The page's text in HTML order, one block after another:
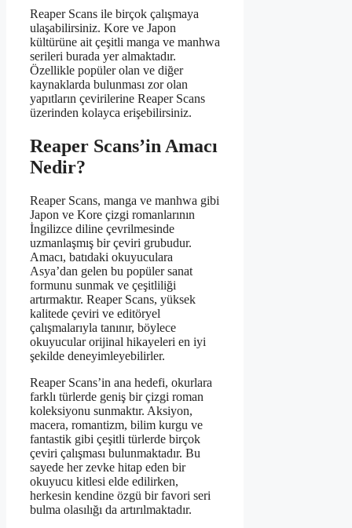
Reaper Scans ile birçok çalışmaya
ulaşabilirsiniz. Kore ve Japon
kültürüne ait çeşitli manga ve manhwa
serileri burada yer almaktadır.
Özellikle popüler olan ve diğer
kaynaklarda bulunması zor olan
yapıtların çevirilerine Reaper Scans
üzerinden kolayca erişebilirsiniz.
Reaper Scans’in Amacı
Nedir?
Reaper Scans, manga ve manhwa gibi
Japon ve Kore çizgi romanlarının
İngilizce diline çevrilmesinde
uzmanlaşmış bir çeviri grubudur.
Amacı, batıdaki okuyuculara
Asya’dan gelen bu popüler sanat
formunu sunmak ve çeşitliliği
artırmaktır. Reaper Scans, yüksek
kalitede çeviri ve editöryel
çalışmalarıyla tanınır, böylece
okuyucular orijinal hikayeleri en iyi
şekilde deneyimleyebilirler.
Reaper Scans’in ana hedefi, okurlara
farklı türlerde geniş bir çizgi roman
koleksiyonu sunmaktır. Aksiyon,
macera, romantizm, bilim kurgu ve
fantastik gibi çeşitli türlerde birçok
çeviri çalışması bulunmaktadır. Bu
sayede her zevke hitap eden bir
okuyucu kitlesi elde edilirken,
herkesin kendine özgü bir favori seri
bulma olasılığı da artırılmaktadır.